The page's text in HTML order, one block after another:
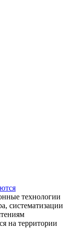
технологии
систематизации
на территории